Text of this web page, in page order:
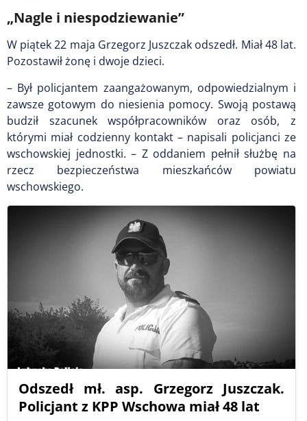
„Nagle i niespodziewanie”
W piątek 22 maja Grzegorz Juszczak odszedł. Miał 48 lat.
Pozostawił żonę i dwoje dzieci.
– Był policjantem zaangażowanym, odpowiedzialnym i
zawsze gotowym do niesienia pomocy. Swoją postawą
budził szacunek współpracowników oraz osób, z
którymi miał codzienny kontakt – napisali policjanci ze
wschowskiej jednostki. – Z oddaniem pełnił służbę na
rzecz bezpieczeństwa mieszkańców powiatu
wschowskiego.
Odszedł mł. asp. Grzegorz Juszczak.
Policjant z KPP Wschowa miał 48 lat